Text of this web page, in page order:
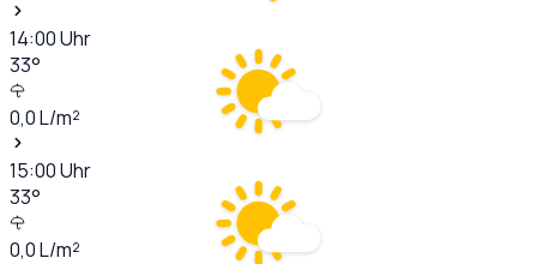
14:00Uhr
33°
0,0L/m²
15:00Uhr
33°
0,0L/m²